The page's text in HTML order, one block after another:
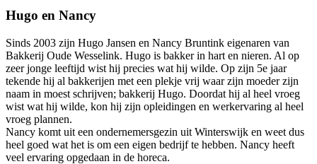
Hugo en Nancy
Sinds 2003 zijn Hugo Jansen en Nancy Bruntink eigenaren van
Bakkerij Oude Wesselink. Hugo is bakker in hart en nieren. Al op
zeer jonge leeftijd wist hij precies wat hij wilde. Op zijn 5e jaar
tekende hij al bakkerijen met een plekje vrij waar zijn moeder zijn
naam in moest schrijven; bakkerij Hugo. Doordat hij al heel vroeg
wist wat hij wilde, kon hij zijn opleidingen en werkervaring al heel
vroeg plannen.
Nancy komt uit een ondernemersgezin uit Winterswijk en weet dus
heel goed wat het is om een eigen bedrijf te hebben. Nancy heeft
veel ervaring opgedaan in de horeca.